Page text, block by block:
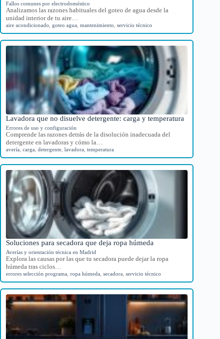
Fallos comunes por electrodoméstico
Analizamos las razones habituales del goteo de agua desde la
unidad interior de tu aire…
aire acondicionado goteo agua mantenimiento servicio técnico
Lavadora que no disuelve detergente: carga y temperatura
Errores de uso y configuración
Comprende las razones detrás de la disolución inadecuada del
detergente en lavadoras y cómo la…
avería carga detergente lavadora temperatura
Soluciones para secadora que deja ropa húmeda
Averías y orientación técnica en Madrid
Explora las causas por las que tu secadora puede dejar la ropa
húmeda tras ciclos…
errores selección programa ropa húmeda secadora servicio técnico